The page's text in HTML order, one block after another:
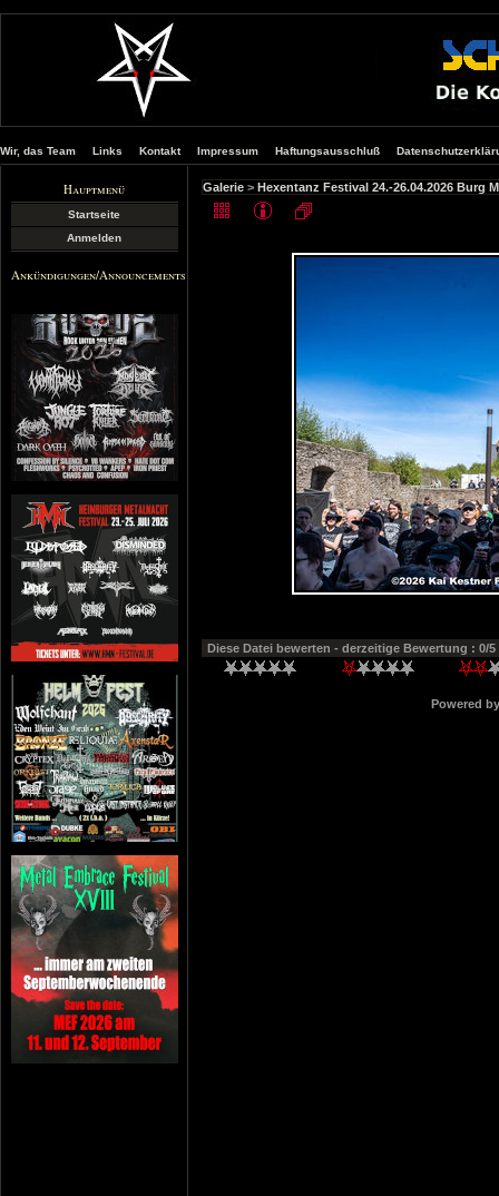
Wir, das Team Links Kontakt Impressum Haftungsausschluß
Hauptmenü
Startseite
Anmelden
Ankündigungen/Announcements
Galerie > Hexentanz Festival 24.-26.04.2026 Burg
Diese Datei bewerten - derzeitige Bewertung : 0/
Powered